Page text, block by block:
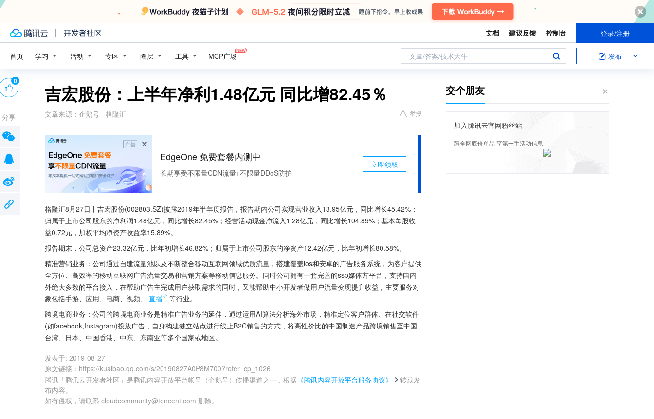
文档 建议反馈 控制台 登录/注册
首页 学习 活动 专区 圈层 工具 MCP广场 文章/答案/技术大牛 发布
吉宏股份：上半年净利1.48亿元 同比增82.45％
文章来源： 企鹅号 - 格隆汇 举报
广告
EdgeOne 免费套餐内测中
长期享受不限量CDN流量+不限量DDoS防护
立即领取
格隆汇8月27日丨吉宏股份(002803.SZ)披露2019年半年度报告，报告期内公司实现营业收入13.95亿元，同比增长45.42%；
归属于上市公司股东的净利润1.48亿元，同比增长82.45%；经营活动现金净流入1.28亿元，同比增长104.89%；基本每股收
益0.72元，加权平均净资产收益率15.89%。
报告期末，公司总资产23.32亿元，比年初增长46.82%；归属于上市公司股东的净资产12.42亿元，比年初增长80.58%。
精准营销业务：公司通过自建流量池以及不断整合移动互联网领域优质流量，搭建覆盖ios和安卓的广告服务系统，为客户提供
全方位、高效率的移动互联网广告流量交易和营销方案等移动信息服务。同时公司拥有一套完善的ssp媒体方平台，支持国内
外绝大多数的平台接入，在帮助广告主完成用户获取需求的同时，又能帮助中小开发者做用户流量变现提升收益，主要服务对
象包括手游、应用、电商、视频、
直播
等行业。
跨境电商业务：公司的跨境电商业务是精准广告业务的延伸，通过运用AI算法分析海外市场，精准定位客户群体、在社交软件
(如facebook,Instagram)投放广告，自身构建独立站点进行线上B2C销售的方式，将高性价比的中国制造产品跨境销售至中国
台湾、日本、中国香港、中东、东南亚等多个国家或地区。
发表于: 2019-08-27
原文链接 ： https://kuaibao.qq.com/s/20190827A0P8M700?refer=cp_1026
腾讯「腾讯云开发者社区」是腾讯内容开放平台帐号（企鹅号）传播渠道之一，根据 《腾讯内容开放平台服务协议》
转载发
布内容。
如有侵权，请联系 cloudcommunity@tencent.com 删除。
0
分享
交个朋友
加入腾讯云官网粉丝站
蹲全网底价单品 享第一手活动信息